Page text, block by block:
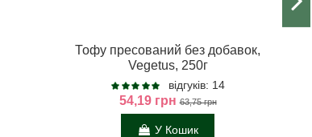
Тофу пресований без добавок,
Vegetus, 250г
відгуків: 14
54,19 грн 63,75 грн
У Кошик